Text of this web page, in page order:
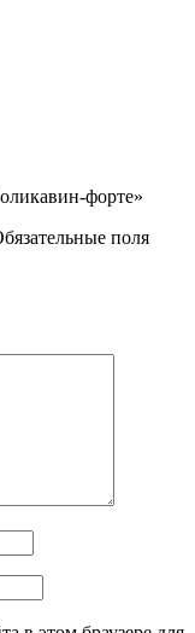
форте»
поля